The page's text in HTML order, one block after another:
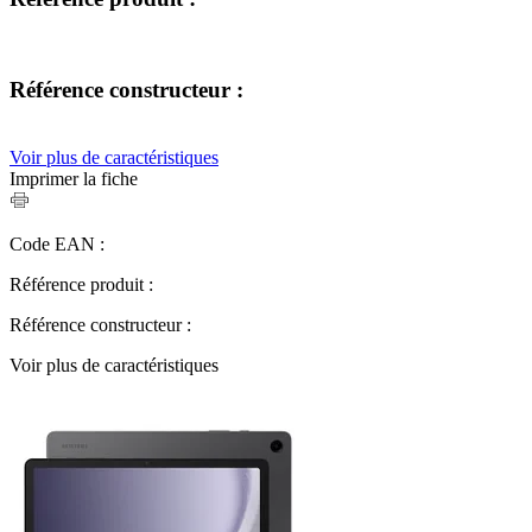
Référence constructeur :
Voir plus de caractéristiques
Imprimer la fiche
Code EAN :
Référence produit :
Référence constructeur :
Voir plus de caractéristiques